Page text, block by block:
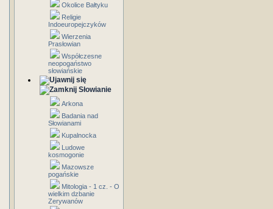
Okolice Bałtyku
Religie
Indoeuropejczyków
Wierzenia
Prasłowian
Współczesne
neopogaństwo
słowiańskie
Słowianie
Arkona
Badania nad
Słowianami
Kupalnocka
Ludowe
kosmogonie
Mazowsze
pogańskie
Mitologia - 1 cz. - O
wielkim dzbanie
Zerywanów